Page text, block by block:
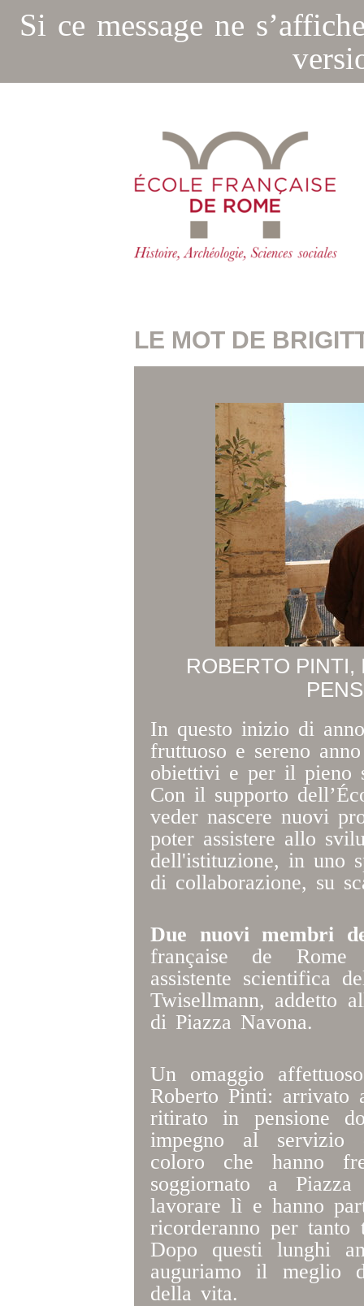
Si ce message ne
LE MOT DE
ROBERTO PINTI,
In questo inizio di
fruttuoso e sereno
obiettivi e per il pieno
Con il supporto
veder nascere nuovi
poter assistere allo
dell'istituzione, in uno
di collaborazione, su
Due nuovi membri
française de
assistente scientifica
Twisellmann, addetto
di Piazza Navona.
Un omaggio
Roberto Pinti:
ritirato in pensione
impegno al servizio
coloro che hanno
soggiornato a
lavorare lì e hanno
ricorderanno per tanto
Dopo questi lunghi
auguriamo il meglio
della vita.